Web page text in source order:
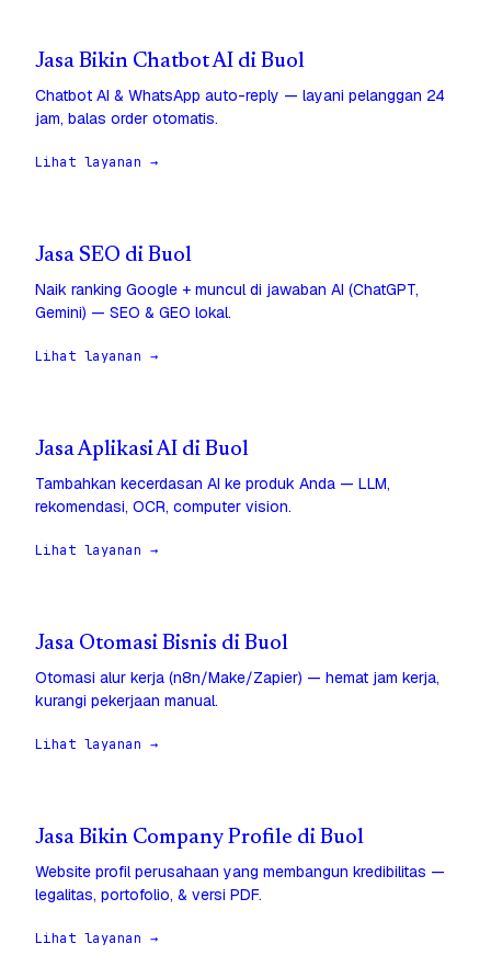
Jasa Bikin Chatbot AI di Buol
Chatbot AI & WhatsApp auto-reply — layani pelanggan 24
jam, balas order otomatis.
Lihat layanan →
Jasa SEO di Buol
Naik ranking Google + muncul di jawaban AI (ChatGPT,
Gemini) — SEO & GEO lokal.
Lihat layanan →
Jasa Aplikasi AI di Buol
Tambahkan kecerdasan AI ke produk Anda — LLM,
rekomendasi, OCR, computer vision.
Lihat layanan →
Jasa Otomasi Bisnis di Buol
Otomasi alur kerja (n8n/Make/Zapier) — hemat jam kerja,
kurangi pekerjaan manual.
Lihat layanan →
Jasa Bikin Company Profile di Buol
Website profil perusahaan yang membangun kredibilitas —
legalitas, portofolio, & versi PDF.
Lihat layanan →